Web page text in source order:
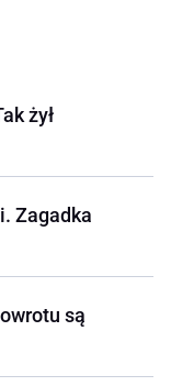
żył
Zagadka
są